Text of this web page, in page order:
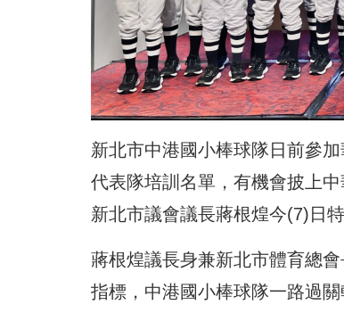
新北市中港國小棒球隊日前參
代表隊培訓名單，有機會披上
新北市議會議長蔣根煌今(7)日
蔣根煌議長身兼新北市體育總
指標，中港國小棒球隊一路過